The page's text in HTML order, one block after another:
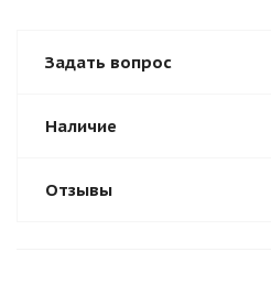
Задать вопрос
Наличие
Отзывы